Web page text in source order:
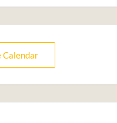
Calendar